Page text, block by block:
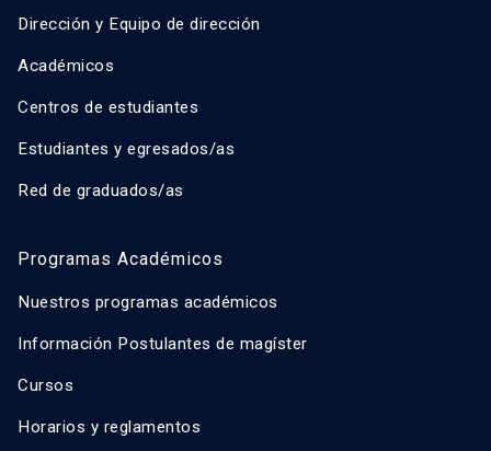
Dirección y Equipo de dirección
Académicos
Centros de estudiantes
Estudiantes y egresados/as
Red de graduados/as
Programas Académicos
Nuestros programas académicos
Información Postulantes de magíster
Cursos
Horarios y reglamentos